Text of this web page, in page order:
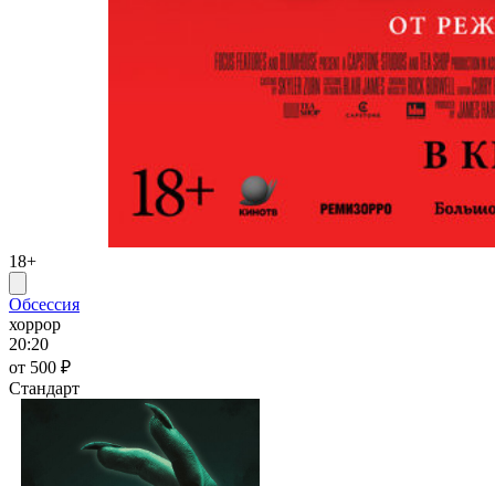
18+
Обсессия
хоррор
20:20
от 500 ₽
Стандарт